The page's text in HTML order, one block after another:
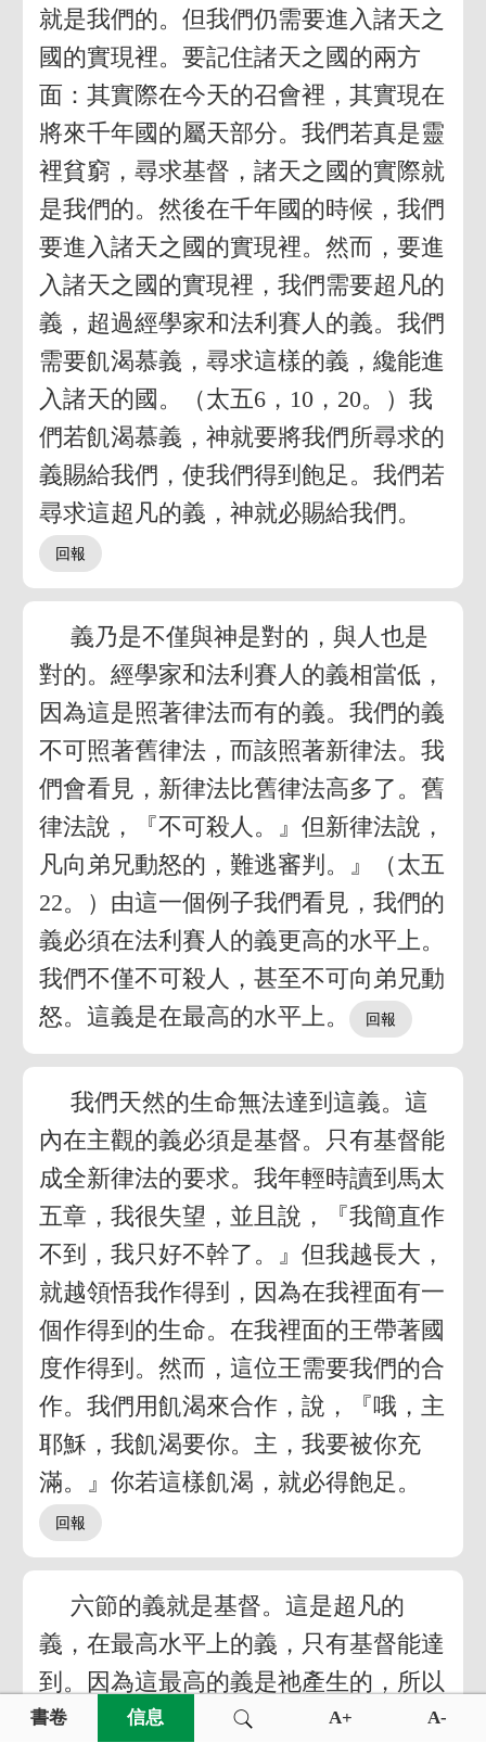
就是我們的。但我們仍需要進入諸天之
國的實現裡。要記住諸天之國的兩方
面：其實際在今天的召會裡，其實現在
將來千年國的屬天部分。我們若真是靈
裡貧窮，尋求基督，諸天之國的實際就
是我們的。然後在千年國的時候，我們
要進入諸天之國的實現裡。然而，要進
入諸天之國的實現裡，我們需要超凡的
義，超過經學家和法利賽人的義。我們
需要飢渴慕義，尋求這樣的義，纔能進
入諸天的國。（太五6，10，20。）我
們若飢渴慕義，神就要將我們所尋求的
義賜給我們，使我們得到飽足。我們若
尋求這超凡的義，神就必賜給我們。
義乃是不僅與神是對的，與人也是
對的。經學家和法利賽人的義相當低，
因為這是照著律法而有的義。我們的義
不可照著舊律法，而該照著新律法。我
們會看見，新律法比舊律法高多了。舊
律法說，『不可殺人。』但新律法說，
凡向弟兄動怒的，難逃審判。』（太五
22。）由這一個例子我們看見，我們的
義必須在法利賽人的義更高的水平上。
我們不僅不可殺人，甚至不可向弟兄動
怒。這義是在最高的水平上。
我們天然的生命無法達到這義。這
內在主觀的義必須是基督。只有基督能
成全新律法的要求。我年輕時讀到馬太
五章，我很失望，並且說，『我簡直作
不到，我只好不幹了。』但我越長大，
就越領悟我作得到，因為在我裡面有一
個作得到的生命。在我裡面的王帶著國
度作得到。然而，這位王需要我們的合
作。我們用飢渴來合作，說，『哦，主
耶穌，我飢渴要你。主，我要被你充
滿。』你若這樣飢渴，就必得飽足。
六節的義就是基督。這是超凡的
義，在最高水平上的義，只有基督能達
到。因為這最高的義是祂產生的，所以
我們必須尋求祂。我們需要禱告說，
書卷 信息 A+ A-